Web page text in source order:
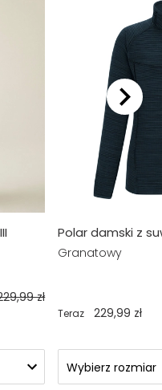
Polar damski z